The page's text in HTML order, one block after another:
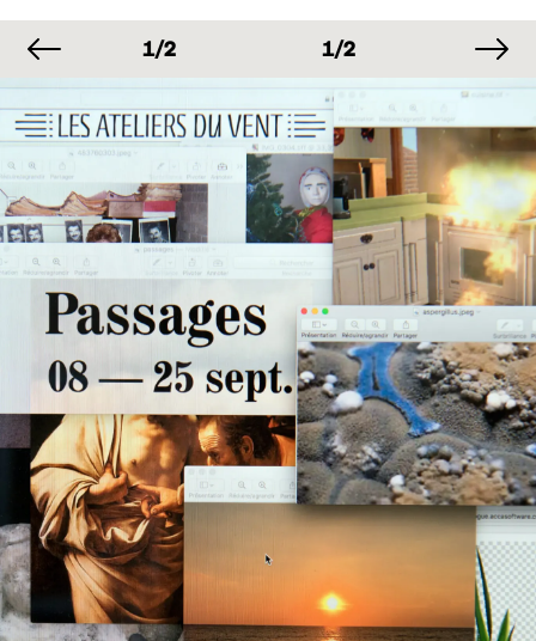
image précédente
IMAGE
1/2 IMAGE
1/2 1/2
IMAGE
1/2 IMAGE
1/2